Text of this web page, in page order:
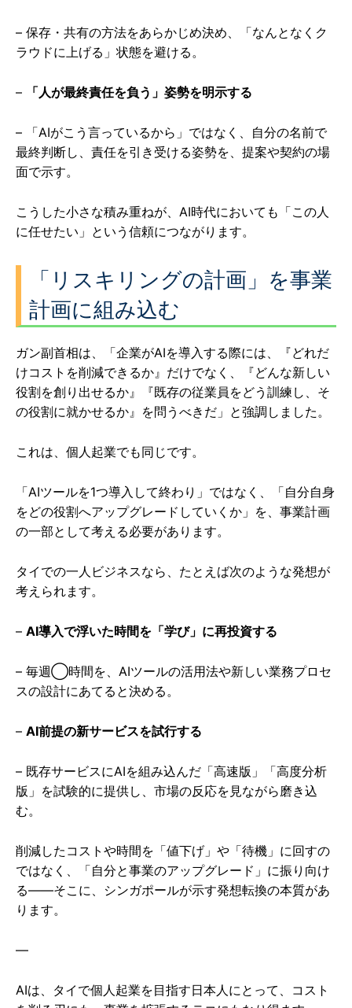
– 保存・共有の方法をあらかじめ決め、「なんとなくク
ラウドに上げる」状態を避ける。
– 「人が最終責任を負う」姿勢を明示する
– 「AIがこう言っているから」ではなく、自分の名前で
最終判断し、責任を引き受ける姿勢を、提案や契約の場
面で示す。
こうした小さな積み重ねが、AI時代においても「この人
に任せたい」という信頼につながります。
「リスキリングの計画」を事業
計画に組み込む
ガン副首相は、「企業がAIを導入する際には、『どれだ
けコストを削減できるか』だけでなく、『どんな新しい
役割を創り出せるか』『既存の従業員をどう訓練し、そ
の役割に就かせるか』を問うべきだ」と強調しました。
これは、個人起業でも同じです。
「AIツールを1つ導入して終わり」ではなく、「自分自身
をどの役割へアップグレードしていくか」を、事業計画
の一部として考える必要があります。
タイでの一人ビジネスなら、たとえば次のような発想が
考えられます。
– AI導入で浮いた時間を「学び」に再投資する
– 毎週◯時間を、AIツールの活用法や新しい業務プロセ
スの設計にあてると決める。
– AI前提の新サービスを試行する
– 既存サービスにAIを組み込んだ「高速版」「高度分析
版」を試験的に提供し、市場の反応を見ながら磨き込
む。
削減したコストや時間を「値下げ」や「待機」に回すの
ではなく、「自分と事業のアップグレード」に振り向け
る——そこに、シンガポールが示す発想転換の本質があ
ります。
—
AIは、タイで個人起業を目指す日本人にとって、コスト